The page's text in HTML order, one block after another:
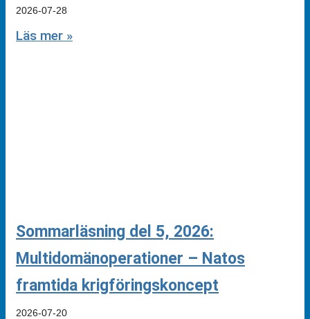
2026-07-28
Läs mer »
Sommarläsning del 5, 2026:
Multidomänoperationer – Natos
framtida krigföringskoncept
2026-07-20